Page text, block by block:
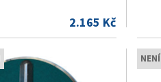
2.165 Kč